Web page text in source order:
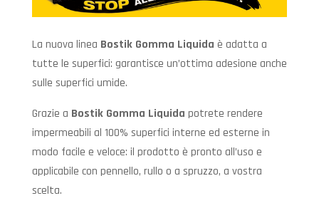
La nuova linea Bostik Gomma Liquida è adatta a
tutte le superfici: garantisce un’ottima adesione anche
sulle superfici umide.
Grazie a Bostik Gomma Liquida potrete rendere
impermeabili al 100% superfici interne ed esterne in
modo facile e veloce: il prodotto è pronto all’uso e
applicabile con pennello, rullo o a spruzzo, a vostra
scelta.